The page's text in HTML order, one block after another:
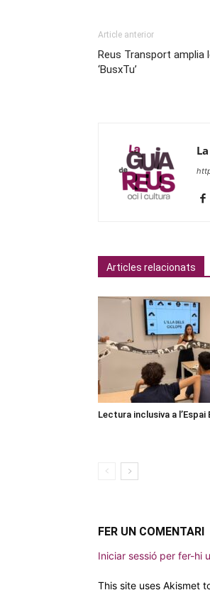
Article anterior
Reus Transport amplia
‘BusxTu’
Articles relacionats
Lectura inclusiva a l’Espai
FER UN COMENTARI
Iniciar sessió per fer-hi
This site uses Akismet